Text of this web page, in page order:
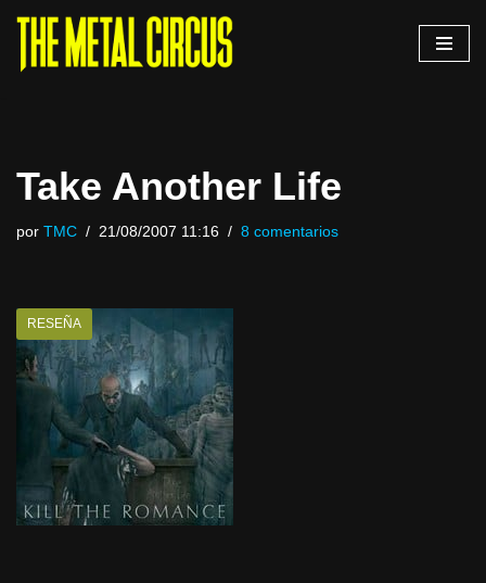
Saltar
Take Another Life
por TMC 21/08/2007 11:16 8 comentarios
RESEÑA